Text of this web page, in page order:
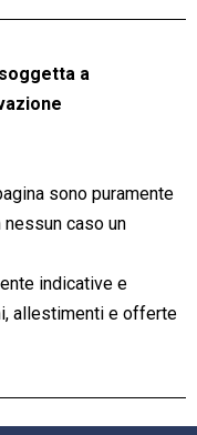
a
sono puramente
caso un
indicative e
allestimenti e offerte